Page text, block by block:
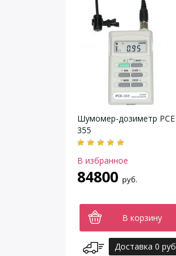
Шумомер-дозиметр PCE
355
В избранное
84800 руб.
В корзину
Доставка 0 руб